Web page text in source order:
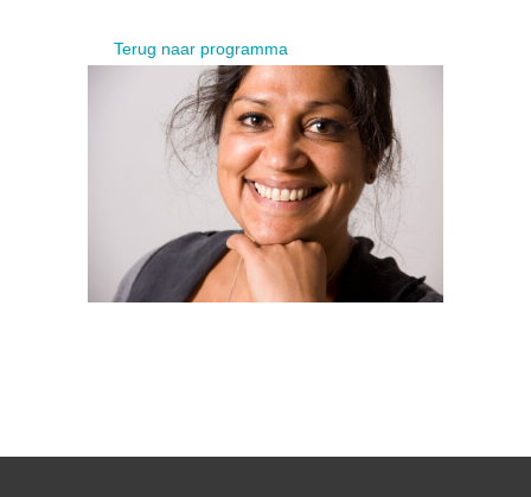
Terug naar programma